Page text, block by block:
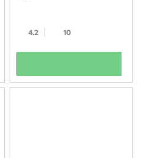
4.2 10